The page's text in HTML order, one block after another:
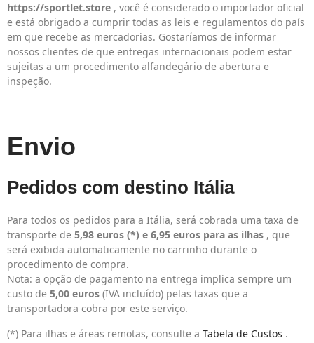
https://sportlet.store , você é considerado o importador oficial
e está obrigado a cumprir todas as leis e regulamentos do país
em que recebe as mercadorias. Gostaríamos de informar
nossos clientes de que entregas internacionais podem estar
sujeitas a um procedimento alfandegário de abertura e
inspeção.
Envio
Pedidos com destino Itália
Para todos os pedidos para a Itália, será cobrada uma taxa de
transporte de 5,98 euros (*) e 6,95 euros para as ilhas , que
será exibida automaticamente no carrinho durante o
procedimento de compra.
Nota: a opção de pagamento na entrega implica sempre um
custo de 5,00 euros (IVA incluído) pelas taxas que a
transportadora cobra por este serviço.
(*) Para ilhas e áreas remotas, consulte a Tabela de Custos .